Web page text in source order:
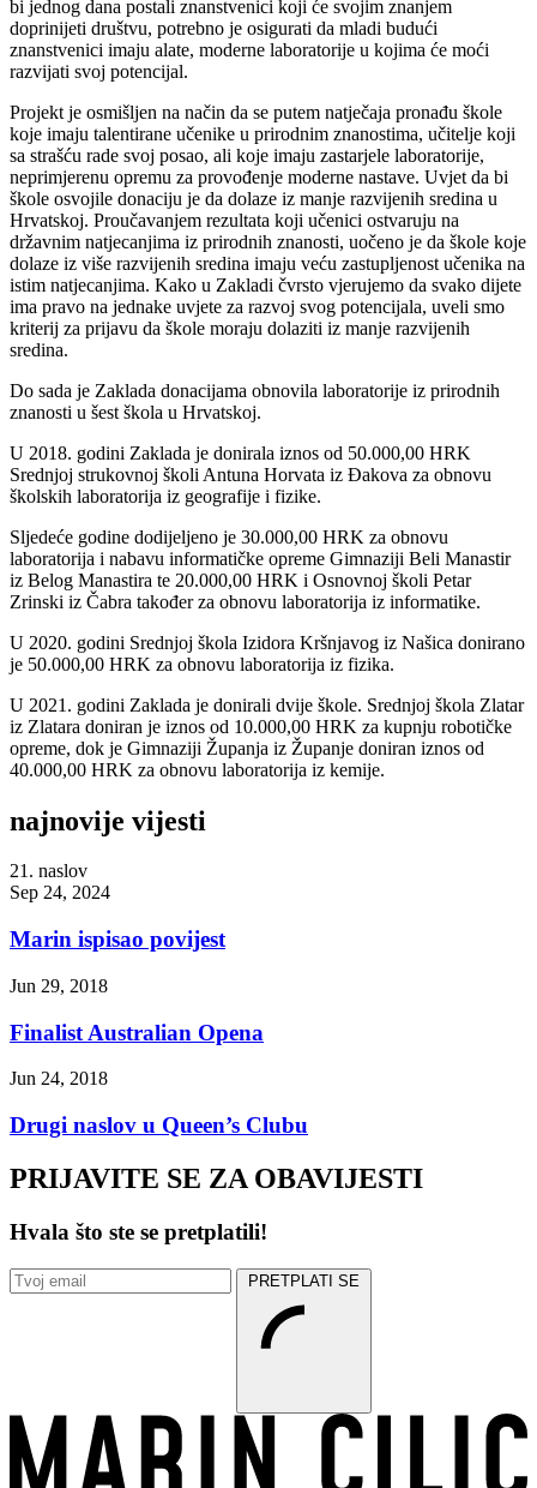
bi jednog dana postali znanstvenici koji će svojim znanjem
doprinijeti društvu, potrebno je osigurati da mladi budući
znanstvenici imaju alate, moderne laboratorije u kojima će moći
razvijati svoj potencijal.
Projekt je osmišljen na način da se putem natječaja pronađu škole
koje imaju talentirane učenike u prirodnim znanostima, učitelje koji
sa strašću rade svoj posao, ali koje imaju zastarjele laboratorije,
neprimjerenu opremu za provođenje moderne nastave. Uvjet da bi
škole osvojile donaciju je da dolaze iz manje razvijenih sredina u
Hrvatskoj. Proučavanjem rezultata koji učenici ostvaruju na
državnim natjecanjima iz prirodnih znanosti, uočeno je da škole koje
dolaze iz više razvijenih sredina imaju veću zastupljenost učenika na
istim natjecanjima. Kako u Zakladi čvrsto vjerujemo da svako dijete
ima pravo na jednake uvjete za razvoj svog potencijala, uveli smo
kriterij za prijavu da škole moraju dolaziti iz manje razvijenih
sredina.
Do sada je Zaklada donacijama obnovila laboratorije iz prirodnih
znanosti u šest škola u Hrvatskoj.
U 2018. godini Zaklada je donirala iznos od 50.000,00 HRK
Srednjoj strukovnoj školi Antuna Horvata iz Đakova za obnovu
školskih laboratorija iz geografije i fizike.
Sljedeće godine dodijeljeno je 30.000,00 HRK za obnovu
laboratorija i nabavu informatičke opreme Gimnaziji Beli Manastir
iz Belog Manastira te 20.000,00 HRK i Osnovnoj školi Petar
Zrinski iz Čabra također za obnovu laboratorija iz informatike.
U 2020. godini Srednjoj škola Izidora Kršnjavog iz Našica donirano
je 50.000,00 HRK za obnovu laboratorija iz fizika.
U 2021. godini Zaklada je donirali dvije škole. Srednjoj škola Zlatar
iz Zlatara doniran je iznos od 10.000,00 HRK za kupnju robotičke
opreme, dok je Gimnaziji Županja iz Županje doniran iznos od
40.000,00 HRK za obnovu laboratorija iz kemije.
najnovije vijesti
21. naslov
Sep 24, 2024
Marin ispisao povijest
Jun 29, 2018
Finalist Australian Opena
Jun 24, 2018
Drugi naslov u Queen’s Clubu
PRIJAVITE SE ZA OBAVIJESTI
Hvala što ste se pretplatili!
PRETPLATI SE